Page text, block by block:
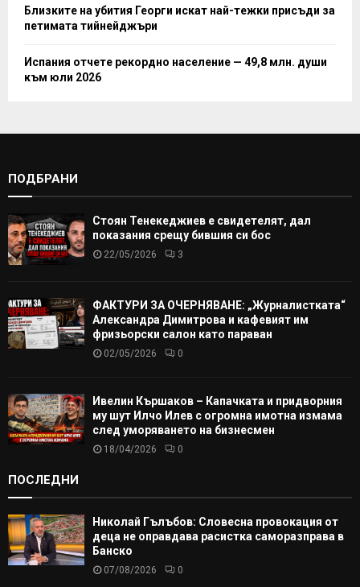
Близките на убития Георги искат най-тежки присъди за
петимата тийнейджъри
Испания отчете рекордно население — 49,8 млн. души
към юли 2026
ПОДБРАНИ
Стоян Тенекеджиев е свидетелят, дал
показания срещу бившия си бос
22/05/2026 3
ФАКТУРИ ЗА ОЧЕРНЯВАНЕ: „Журналистката“
Александра Димитрова и кафевият им
фризьорски салон като параван
02/05/2026 0
Ивелин Кършаков – Капачката и придворния
му шут Илчо Илев с огромна имотна измама
след уморяването на бизнесмен
18/04/2026 0
ПОСЛЕДНИ
Николай Гълъбов: Словесна провокация от
деца не оправдава расистка саморазправа в
Банско
07/08/2026 0